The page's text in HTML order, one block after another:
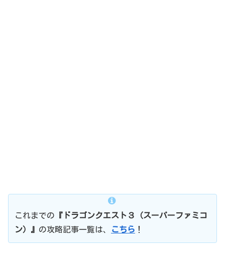
これまでの 『ドラゴンクエスト３（スーパーファミコ
ン）』 の攻略記事一覧は、 こちら ！